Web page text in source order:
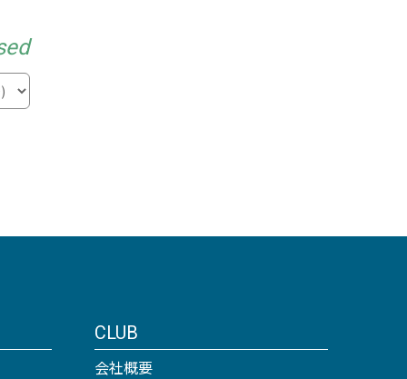
CLUB
会社概要